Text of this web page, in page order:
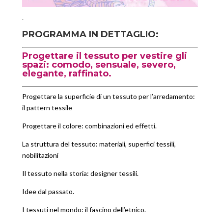
.
PROGRAMMA IN DETTAGLIO:
Progettare il tessuto per vestire gli
spazi: comodo, sensuale, severo,
elegante, raffinato.
Progettare la superficie di un tessuto per l’arredamento:
il pattern tessile
Progettare il colore: combinazioni ed effetti.
La struttura del tessuto: materiali, superfici tessili,
nobilitazioni
Il tessuto nella storia: designer tessili.
Idee dal passato.
I tessuti nel mondo: il fascino dell’etnico.